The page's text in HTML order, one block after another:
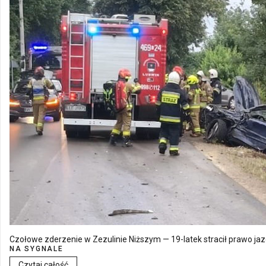
Czołowe zderzenie w Zezulinie Niższym — 19-latek stracił prawo
NA SYGNALE